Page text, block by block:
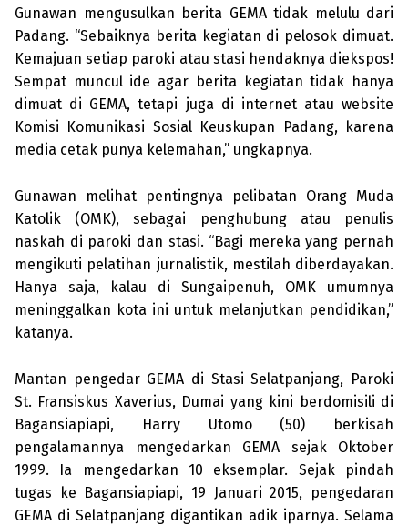
Gunawan mengusulkan berita GEMA tidak melulu dari
Padang. “Sebaiknya berita kegiatan di pelosok dimuat.
Kemajuan setiap paroki atau stasi hendaknya diekspos!
Sempat muncul ide agar berita kegiatan tidak hanya
dimuat di GEMA, tetapi juga di internet atau website
Komisi Komunikasi Sosial Keuskupan Padang, karena
media cetak punya kelemahan,” ungkapnya.
Gunawan melihat pentingnya peli­batan Orang Muda
Katolik (OMK), sebagai penghubung atau penulis
naskah di paroki dan stasi. “Bagi mereka yang pernah
mengikuti pelatihan jurnalistik, mestilah diberdayakan.
Hanya saja, kalau di Sungaipenuh, OMK umumnya
mening­galkan kota ini untuk melanjutkan pendidikan,”
katanya.
Mantan pengedar GEMA di Stasi Selatpanjang, Paroki
St. Fransiskus Xaverius, Dumai yang kini berdomisili di
Bagansiapiapi, Harry Utomo (50) berkisah
pengalamannya mengedarkan GEMA sejak Oktober
1999. Ia menge­darkan 10 eksemplar. Sejak pindah
tugas ke Bagansiapiapi, 19 Januari 2015, pengedaran
GEMA di Selatpanjang digantikan adik iparnya. Selama